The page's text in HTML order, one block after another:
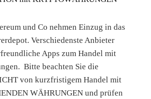
und Co nehmen Einzug in das
Verschiedenste Anbieter
Apps zum Handel mit
Bitte beachten Sie die
von kurzfristigem Handel mit
WÄHRUNGEN und prüfen